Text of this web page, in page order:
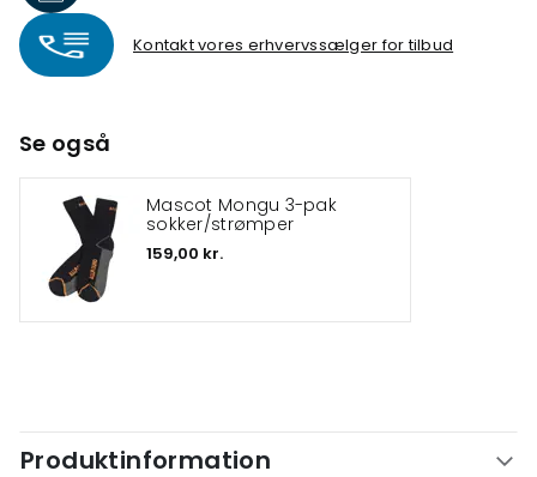
Kontakt vores erhvervssælger for tilbud
Se også
Mascot Mongu 3-pak
sokker/strømper
159,00 kr.
Produktinformation